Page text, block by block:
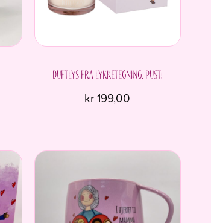
Duftlys fra Lykketegning. Pust!
kr199,00